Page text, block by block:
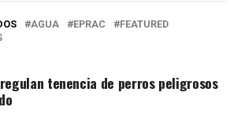
AGUA EPRAC
FEATURED
tenencia de perros peligrosos